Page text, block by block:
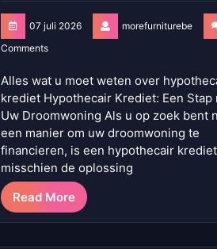
07 juli 2026 morefurniturebe
Comments
Alles wat u moet weten over
krediet Hypothecair Krediet: Een Stap
Uw Droomwoning Als u op zoek bent
een manier om uw droomwoning te
financieren, is een hypothecair krediet
misschien de oplossing
Read More